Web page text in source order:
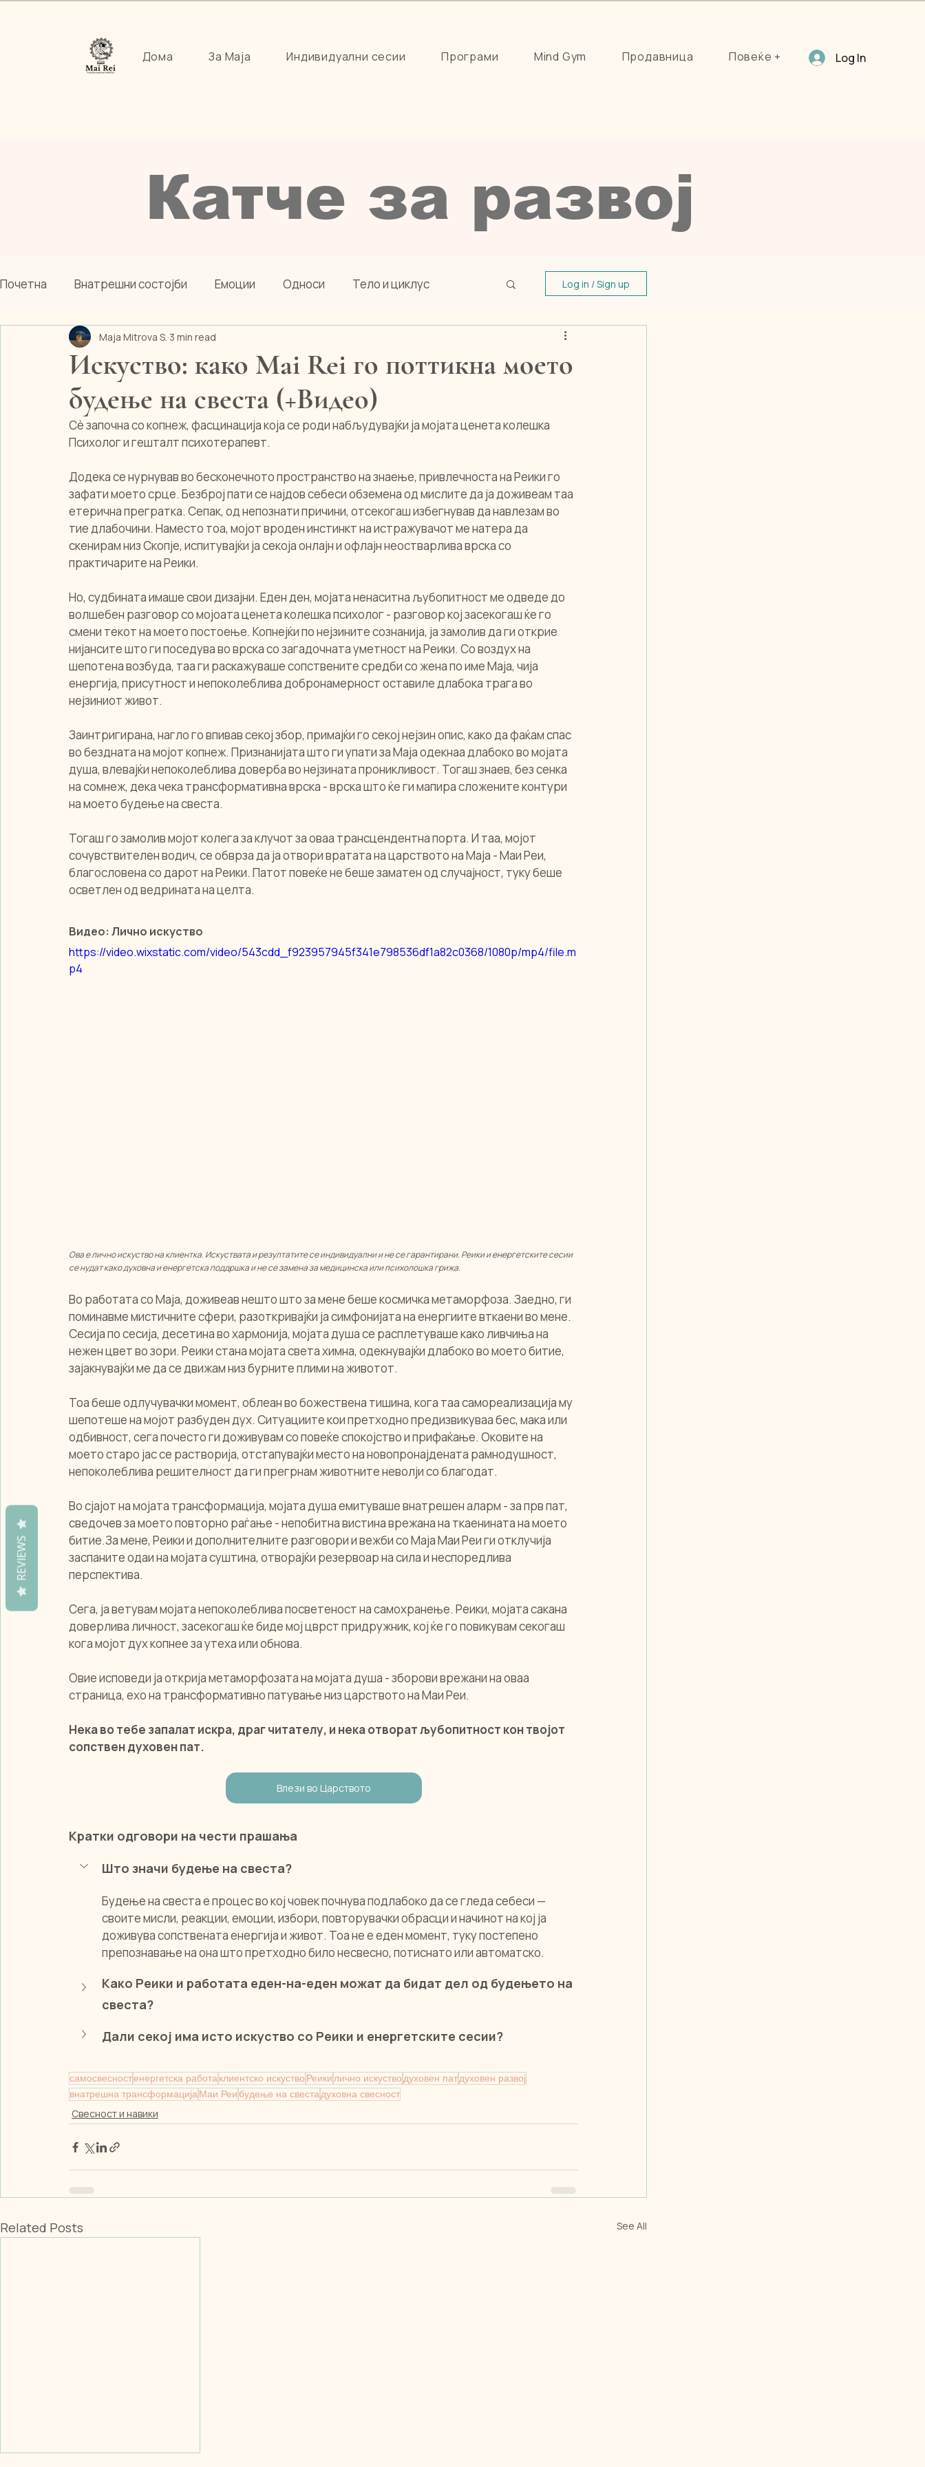
Дома За Маја Индивидуални сесии Програми Mind Gym Продавница Повеќе + Log In
Катче за рaзвој
Почетна Внатрешни состојби Емоции Односи Тело и циклус
Свесност и навики Енергија и Реики
Log in / Sign up
Искуство: како Mai Rei го поттикна моето
будење на свеста (+Видео)
Maja Mitrova S. 3 min read
Сè започна со копнеж, фасцинација која се роди набљудувајќи ја мојата ценета колешка
Психолог и гешталт психотерапевт.
Додека се нурнував во бесконечното пространство на знаење, привлечноста на Реики го
зафати моето срце. Безброј пати се најдов себеси обземена од мислите да ја доживеам таа
етерична прегратка. Сепак, од непознати причини, отсекогаш избегнував да навлезам во
тие длабочини. Наместо тоа, мојот вроден инстинкт на истражувачот ме натера да
скенирам низ Скопје, испитувајќи ја секоја онлајн и офлајн неостварлива врска со
практичарите на Реики.
Но, судбината имаше свои дизајни. Еден ден, мојата ненаситна љубопитност ме одведе до
волшебен разговор со мојоата ценета колешка психолог - разговор кој засекогаш ќе го
смени текот на моето постоење. Копнејќи по нејзините сознанија, ја замолив да ги открие
нијансите што ги поседува во врска со загадочната уметност на Реики. Со воздух на
шепотена возбуда, таа ги раскажуваше сопствените средби со жена по име Маја, чија
енергија, присутност и непоколеблива добронамерност оставиле длабока трага во
нејзиниот живот.
Заинтригирана, нагло го впивав секој збор, примајќи го секој нејзин опис, како да фаќам спас
во бездната на мојот копнеж. Признанијата што ги упати за Маја одекнаа длабоко во мојата
душа, влевајќи непоколеблива доверба во нејзината проникливост. Тогаш знаев, без сенка
на сомнеж, дека чека трансформативна врска - врска што ќе ги мапира сложените контури
на моето будење на свеста.
Тогаш го замолив мојот колега за клучот за оваа трансцендентна порта. И таа, мојот
сочувствителен водич, се обврза да ја отвори вратата на царството на Маја - Маи Реи,
благословена со дарот на Реики. Патот повеќе не беше заматен од случајност, туку беше
осветлен од ведрината на целта.
Видео: Лично искуство
https://video.wixstatic.com/video/543cdd_f923957945f341e798536df1a82c0368/1080p/mp4/file.m
p4
Ова е лично искуство на клиентка. Искуствата и резултатите се индивидуални и не се гарантирани. Реики и енергетските сесии
се нудат како духовна и енергетска поддршка и не се замена за медицинска или психолошка грижа.
Во работата со Маја, доживеав нешто што за мене беше космичка метаморфоза. Заедно, ги
поминавме мистичните сфери, разоткривајќи ја симфонијата на енергиите вткаени во мене.
Сесија по сесија, десетина во хармонија, мојата душа се расплетуваше како ливчиња на
нежен цвет во зори. Реики стана мојата света химна, одекнувајќи длабоко во моето битие,
зајакнувајќи ме да се движам низ бурните плими на животот.
Тоа беше одлучувачки момент, облеан во божествена тишина, кога таа самореализација му
шепотеше на мојот разбуден дух. Ситуациите кои претходно предизвикуваа бес, мака или
одбивност, сега почесто ги доживувам со повеќе спокојство и прифаќање. Оковите на
моето старо јас се растворија, отстапувајќи место на новопронајдената рамнодушност,
непоколеблива решителност да ги прегрнам животните неволји со благодат.
Во сјајот на мојата трансформација, мојата душа емитуваше внатрешен аларм - за прв пат,
сведочев за моето повторно раѓање - непобитна вистина врежана на ткаенината на моето
битие.За мене, Реики и дополнителните разговори и вежби со Маја Маи Реи ги отклучија
заспаните одаи на мојата суштина, отворајќи резервоар на сила и неспоредлива
перспектива.
Сега, ја ветувам мојата непоколеблива посветеност на самохранење. Реики, мојата сакана
доверлива личност, засекогаш ќе биде мој цврст придружник, кој ќе го повикувам секогаш
кога мојот дух копнее за утеха или обнова.
Овие исповеди ја открија метаморфозата на мојата душа - зборови врежани на оваа
страница, ехо на трансформативно патување низ царството на Маи Реи.
Нека во тебе запалат искра, драг читателу, и нека отворат љубопитност кон твојот
сопствен духовен пат.
Влези во Царството
Кратки одговори на чести прашања
Што значи будење на свеста?
Будење на свеста е процес во кој човек почнува подлабоко да се гледа себеси —
своите мисли, реакции, емоции, избори, повторувачки обрасци и начинот на кој ја
доживува сопствената енергија и живот. Тоа не е еден момент, туку постепено
препознавање на она што претходно било несвесно, потиснато или автоматско.
Како Реики и работата еден-на-еден можат да бидат дел од будењето на
свеста?
Дали секој има исто искуство со Реики и енергетските сесии?
самосвесностенергетска работаклиентско искуство Реикилично искустводуховен патдуховен развој
внатрешна трансформацијаМаи Реи будење на свестадуховна свесност
Свесност и навики
Related Posts See All
REVIEWS